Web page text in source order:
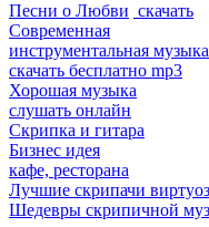
Песни о Любви скачать
Современная
инструментальная музыка
скачать бесплатно mp3
Хорошая музыка
слушать онлайн
Скрипка и гитара
Бизнес идея
кафе, ресторана
Лучшие скрипачи
Шедевры скрипичной